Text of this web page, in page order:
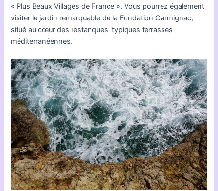
« Plus Beaux Villages de France ». Vous pourrez également
visiter le jardin remarquable de la Fondation Carmignac,
situé au cœur des restanques, typiques terrasses
méditerranéennes.